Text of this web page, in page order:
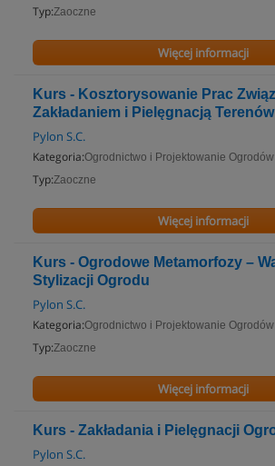
Typ:Zaoczne
Więcej informacji
Kurs - Kosztorysowanie Prac
Zakładaniem i Pielęgnacją
Pylon S.C.
Kategoria:Ogrodnictwo i Projektowanie Ogrodów
Typ:Zaoczne
Więcej informacji
Kurs - Ogrodowe Metamorfozy –
Stylizacji Ogrodu
Pylon S.C.
Kategoria:Ogrodnictwo i Projektowanie Ogrodów
Typ:Zaoczne
Więcej informacji
Kurs - Zakładania i Pielęgnacji
Pylon S.C.